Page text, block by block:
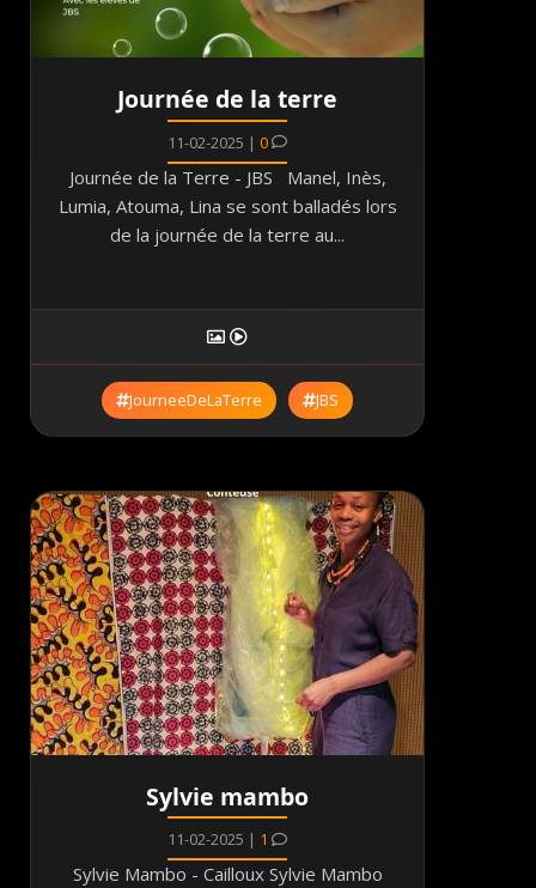
Journée de la terre
11-02-2025 | 0
Journée de la Terre - JBS Manel, Inès,
Lumia, Atouma, Lina se sont balladés lors
de la journée de la terre au...
JourneeDeLaTerre JBS
Sylvie mambo
11-02-2025 | 1
Sylvie Mambo - Cailloux Sylvie Mambo